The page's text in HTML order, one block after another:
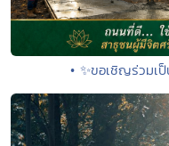
• ✨ขอเชิญร่วมเ